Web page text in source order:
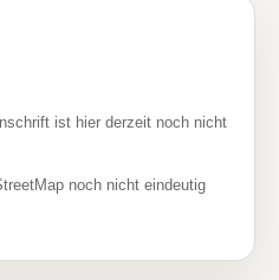
ist hier derzeit noch nicht
noch nicht eindeutig